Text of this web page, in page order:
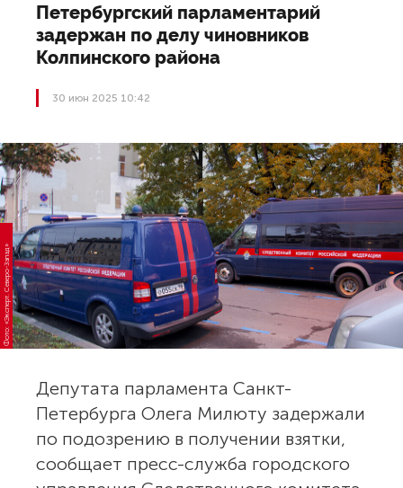
Петербургский парламентарий
задержан по делу чиновников
Колпинского района
30 июн 2025 10:42
Фото: «Эксперт. Северо-Запад»
Депутата парламента Санкт-
Петербурга Олега Милюту задержали
по подозрению в получении взятки,
сообщает пресс-служба городского